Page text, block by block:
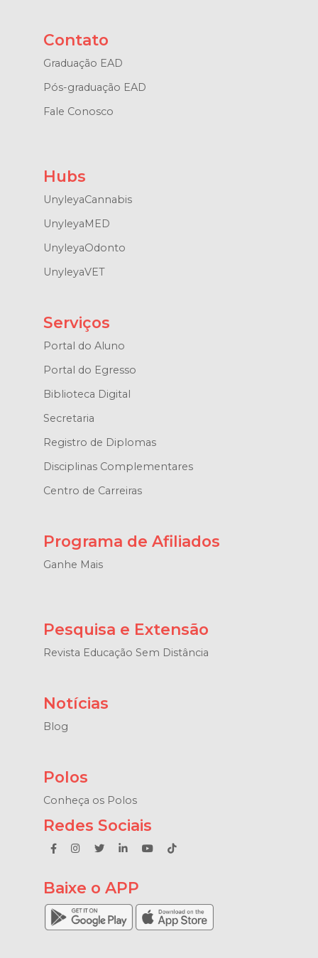
Contato
Graduação EAD
Pós-graduação EAD
Fale Conosco
Hubs
UnyleyaCannabis
UnyleyaMED
UnyleyaOdonto
UnyleyaVET
Serviços
Portal do Aluno
Portal do Egresso
Biblioteca Digital
Secretaria
Registro de Diplomas
Disciplinas Complementares
Centro de Carreiras
Programa de Afiliados
Ganhe Mais
Pesquisa e Extensão
Revista Educação Sem Distância
Notícias
Blog
Polos
Conheça os Polos
Redes Sociais
Baixe o APP